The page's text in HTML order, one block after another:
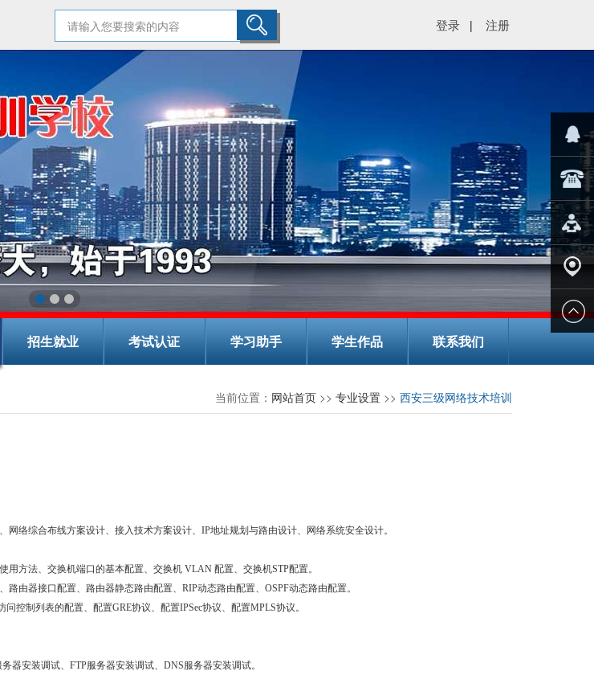
登录 | 注册
招生就业 考试认证 学习助手 学生作品 联系我们
当前位置： 网站首页>> 专业设置>> 西安三级网络技术培训
网络综合布线方案设计、接入技术方案设计、IP地址规划与路由设计、网络系统安全设计。
用方法、交换机端口的基本配置、交换机 VLAN 配置、交换机STP配置。
由器接口配置、路由器静态路由配置、RIP动态路由配置、OSPF动态路由配置。
控制列表的配置、配置GRE协议、配置IPSec协议、配置MPLS协议。
器安装调试、FTP服务器安装调试、DNS服务器安装调试。
在线客
服
029-
在线报
学校地